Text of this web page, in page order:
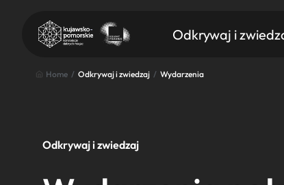
Odkrywaj i
Nazwa atrakcji
Home / Odkrywaj i zwiedzaj / Wydarzenia
Odkrywaj i zwiedzaj